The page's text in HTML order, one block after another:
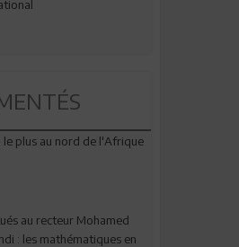
le plus au nord de l'Afrique
au recteur Mohamed
: les mathématiques en